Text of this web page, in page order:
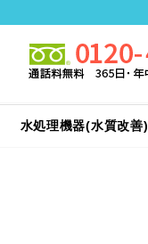
水処理機器(水質改善)